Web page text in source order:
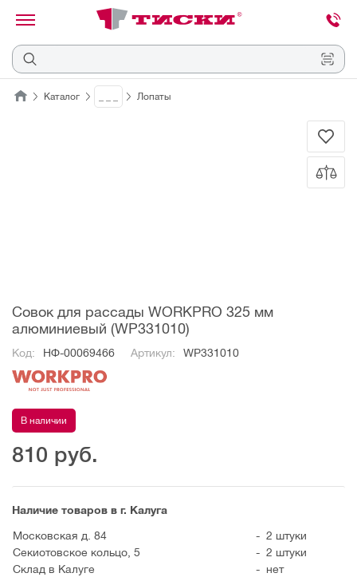
Отмена
Каталог Лопаты
Совок для рассады WORKPRO 325 мм
алюминиевый (WP331010)
Код: НФ-00069466 Артикул: WP331010
В наличии
810 руб.
Наличие товаров в г. Калуга
Московская д. 84
- 2 штуки
Секиотовское кольцо, 5
- 2 штуки
Склад в Калуге
- нет